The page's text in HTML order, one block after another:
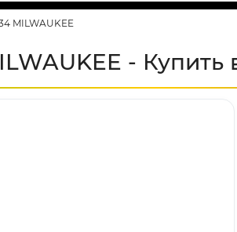
MILWAUKEE
- Купить